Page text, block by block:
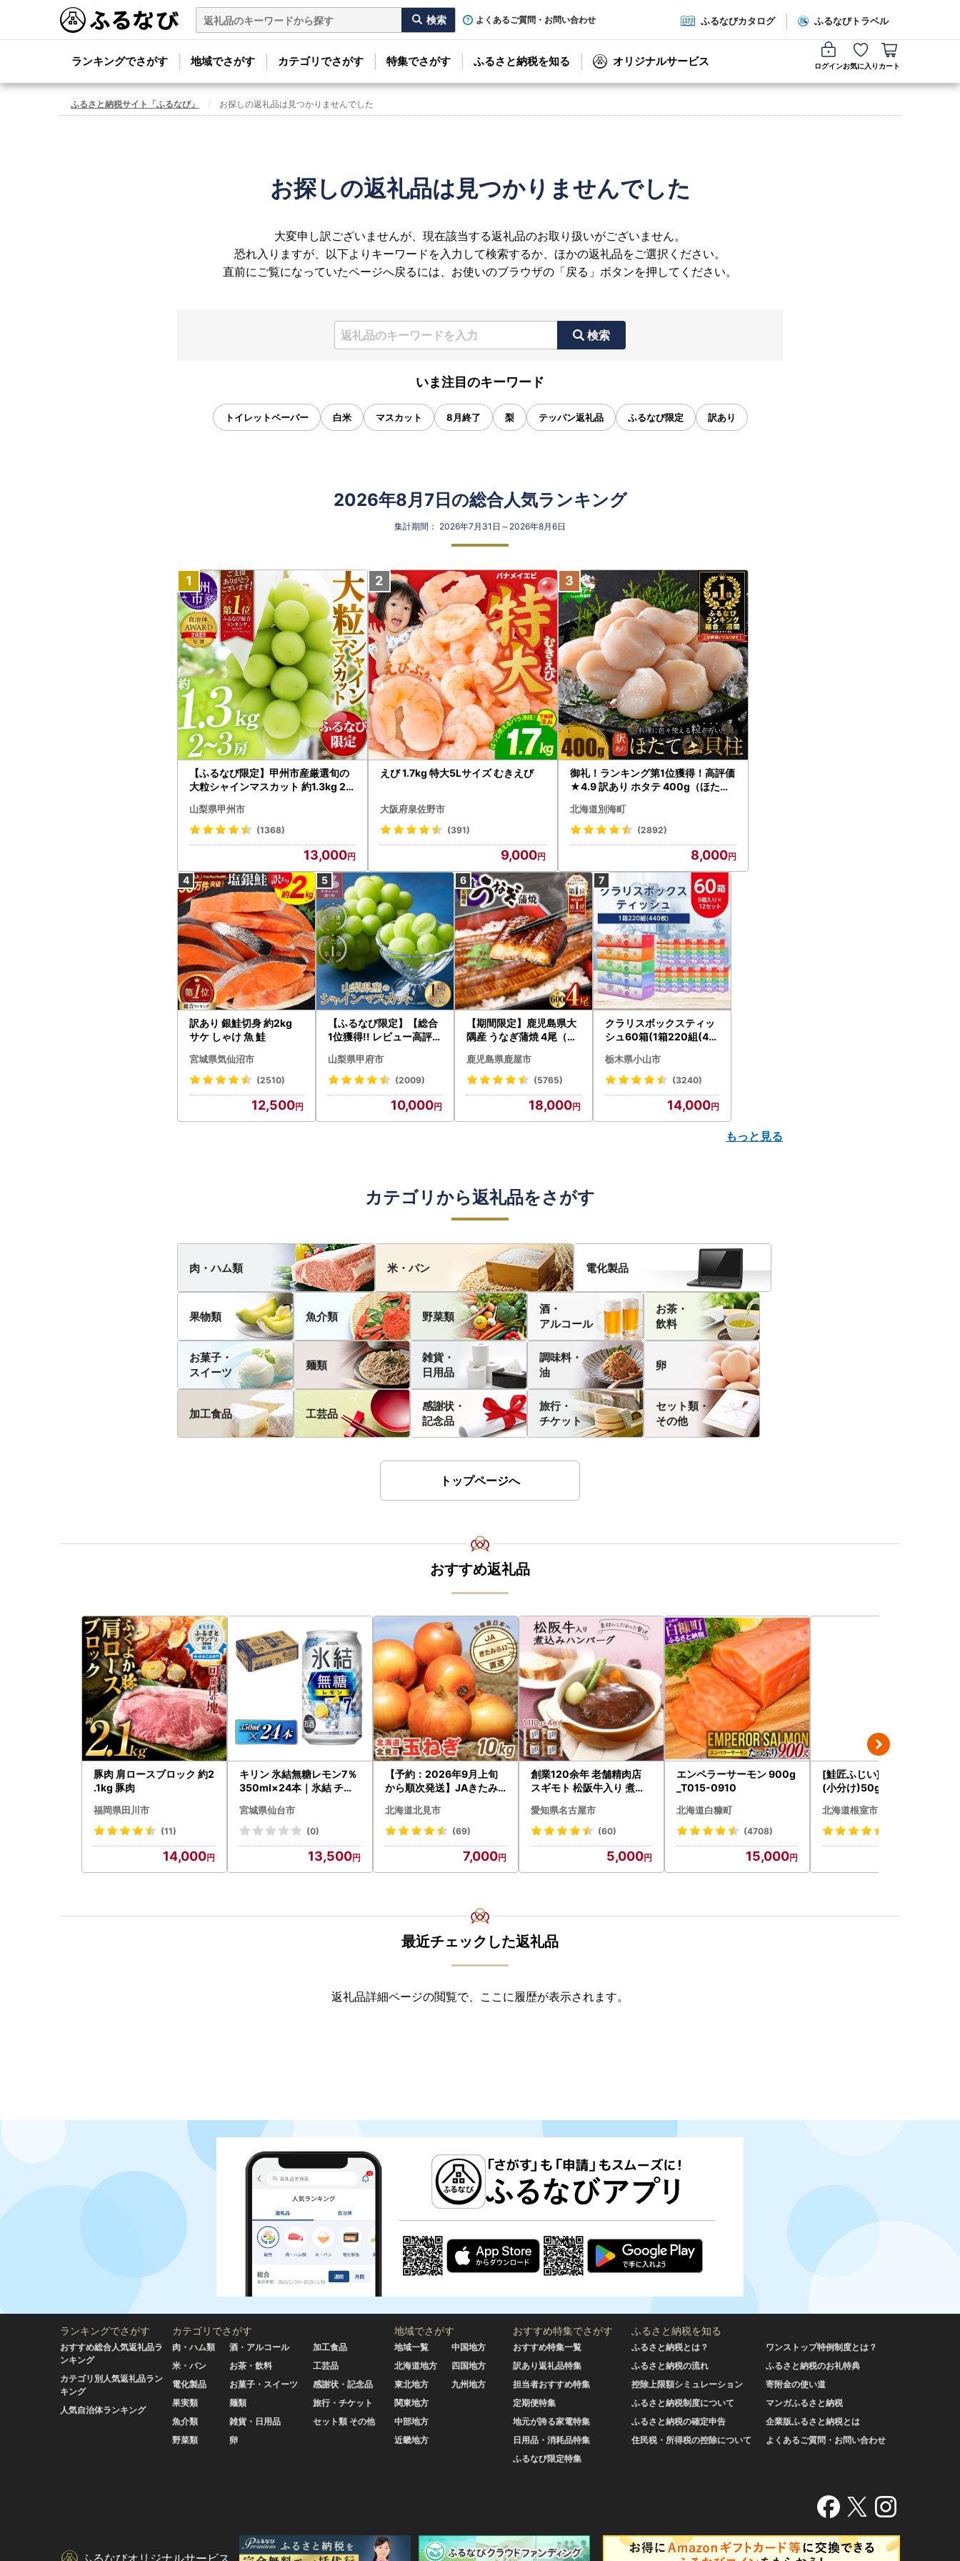
よくあるご質問・お問い合わせ ふるなびカタログ ふるなびトラベル
ランキングでさがす 地域でさがす カテゴリでさがす 特集でさがす ふるさと納税を知る オリジナルサービス ログインお気に入り カート
ふるさと納税サイト「ふるなび」 お探しの返礼品は見つかりませんでした
お探しの返礼品は見つかりませんでした
大変申し訳ございませんが、現在該当する返礼品のお取り扱いがございません。
恐れ入りますが、以下よりキーワードを入力して検索するか、ほかの返礼品をご選択ください。
直前にご覧になっていたページへ戻るには、お使いのブラウザの「戻る」ボタンを押してください。
検索
いま注目のキーワード
トイレットペーパー 白米 マスカット 8月終了 梨 テッパン返礼品 ふるなび限定 訳あり
2026年8月7日の総合人気ランキング
集計期間： 2026年7月31日～2026年8月6日
【ふるなび限定】甲州市産厳選旬の
大粒シャインマスカット 約1.3kg 2
472 FN-Limited-VO シャインマス
カット フルーツ
山梨県甲州市
(1368)
13,000
えび 1.7kg 特大5Lサイズ むきえび
大阪府泉佐野市
(391)
9,000
御礼！ランキング第1位獲得！高評価
★4.9 訳あり ホタテ 400g（ほたて
北海道別海町
(2892)
8,000
訳あり 銀鮭切身 約2kg
サケ しゃけ 魚 鮭
宮城県気仙沼市
(2510)
12,500
【ふるなび限定】【総合
1位獲得!! レビュー高評価
〉山梨県産 シャインマス
カット 2～3房（1.0kg以
N-Limited-SP
山梨県甲府市
(2009)
10,000
【期間限定】鹿児島県大
隅産 うなぎ蒲焼 4尾（60
cp18 うなぎ 鰻 魚 惣菜 総
菜
鹿児島県鹿屋市
(5765)
18,000
クラリスボックスティッ
シュ60箱(1箱220組(44
ト)【配送不可地域：離島
・沖縄県】【1256759】
栃木県小山市
(3240)
14,000
もっと見る
カテゴリから返礼品をさがす
肉・ハム類 米・パン 電化製品
果物類 魚介類 野菜類
酒・
アルコール
お茶・
飲料
お菓子・
スイーツ
麺類
雑貨・
日用品
調味料・
油
卵
加工食品 工芸品
感謝状・
記念品
旅行・
チケット
セット類・
その他
トップページへ
おすすめ返礼品
豚肉 肩ロースブロック 約2
.1kg 豚肉
福岡県田川市
(11)
14,000
キリン 氷結無糖レモン7％
350ml×24本｜氷結 チュ
宮城県仙台市
(0)
13,500
【予約：2026年9月上旬
から順次発送】JAきたみ
g ( タマネギ たまねぎ 野菜
)【210-0003-2026】
北海道北見市
(69)
7,000
創業120余年 老舗精肉店
スギモト 松阪牛入り 煮込
惣菜 お取り寄せ グルメ ハ
ンバーグ 冷凍
愛知県名古屋市
(60)
5,000
エンペラーサーモン 900g
_T015-0910
北海道白糠町
(4708)
15,000
[鮭匠ふじい]いくら醤油漬
(小分け)50g×4P A-4209
北海道根室市
最近チェックした返礼品
返礼品詳細ページの閲覧で、ここに履歴が表示されます。
ランキングでさがす
おすすめ総合人気返礼品ラ
ンキング
カテゴリ別人気返礼品ラン
キング
人気自治体ランキング
カテゴリでさがす
肉・ハム類
米・パン
電化製品
果実類
魚介類
野菜類
酒・アルコール
お茶・飲料
お菓子・スイーツ
麺類
雑貨・日用品
卵
加工食品
工芸品
感謝状・記念品
旅行・チケット
セット類 その他
地域でさがす
地域一覧
北海道地方
東北地方
関東地方
中部地方
近畿地方
中国地方
四国地方
九州地方
おすすめ特集でさがす
おすすめ特集一覧
訳あり返礼品特集
担当者おすすめ特集
定期便特集
地元が誇る家電特集
日用品・消耗品特集
ふるなび限定特集
ふるさと納税を知る
ふるさと納税とは？
ふるさと納税の流れ
控除上限額シミュレーション
ふるさと納税制度について
ふるさと納税の確定申告
住民税・所得税の控除について
ワンストップ特例制度とは？
ふるさと納税のお礼特典
寄附金の使い道
マンガふるさと納税
企業版ふるさと納税とは
よくあるご質問・お問い合わせ